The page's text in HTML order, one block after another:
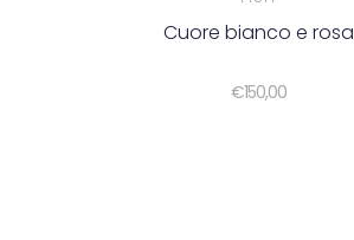
Cuore bianco e rosa
€150,00